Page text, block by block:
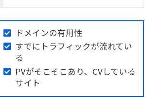
ドメインの有用性
すでにトラフィックが流れてい
る
PVがそこそこあり、CVしている
サイト